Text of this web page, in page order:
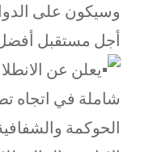
وسيكون على
أجل مستقبل
يعلن عن
شاملة في اتجاه
الحوكمة